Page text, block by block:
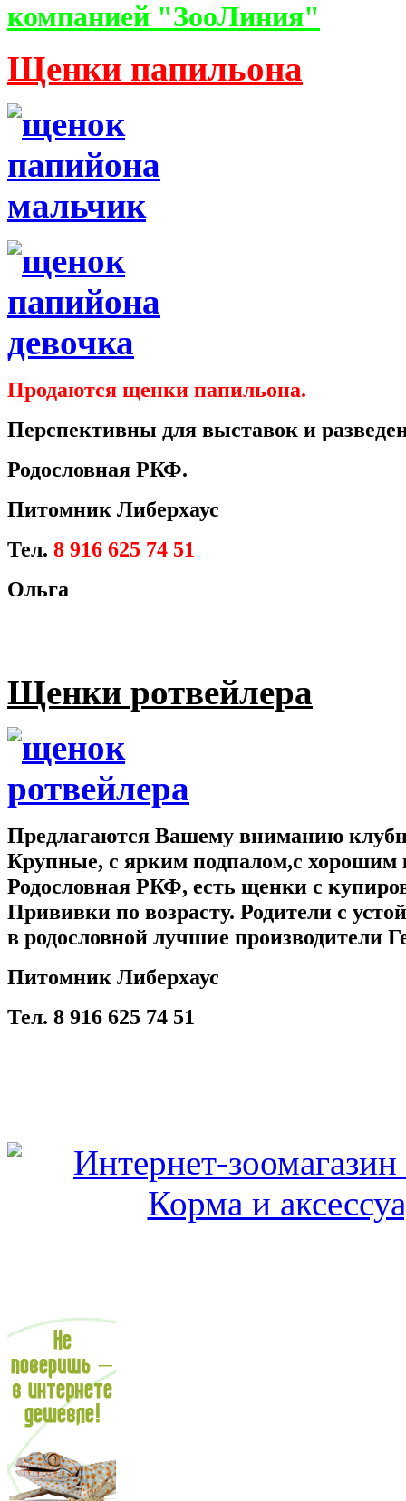
компанией "ЗооЛиния"
Щенки папильона
Продаются щенки папильона.
Перспективны для выставок и
Родословная РКФ.
Питомник Либерхаус
Тел. 8 916 625 74 51
Ольга
Щенки ротвейлера
Предлагаются Вашему вниманию
Крупные, с ярким подпалом,с хорошим
Родословная РКФ, есть щенки с
Прививки по возрасту. Родители с
в родословной лучшие производители
Питомник Либерхаус
Тел. 8 916 625 74 51